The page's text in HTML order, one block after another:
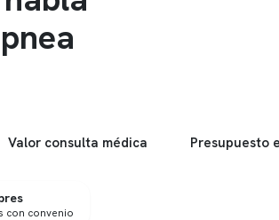
Valor consulta médica Presupuesto
con convenio